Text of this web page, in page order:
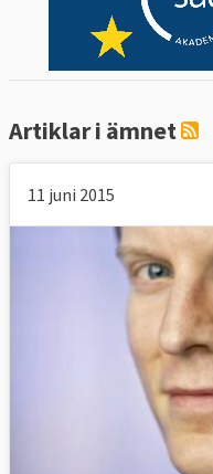
Artiklar i ämnet
11 juni 2015